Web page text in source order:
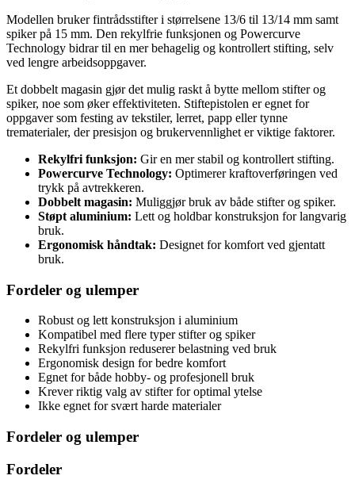
Modellen bruker fintrådsstifter i størrelsene 13/6 til 13/14 mm samt
spiker på 15 mm. Den rekylfrie funksjonen og Powercurve
Technology bidrar til en mer behagelig og kontrollert stifting, selv
ved lengre arbeidsoppgaver.
Et dobbelt magasin gjør det mulig raskt å bytte mellom stifter og
spiker, noe som øker effektiviteten. Stiftepistolen er egnet for
oppgaver som festing av tekstiler, lerret, papp eller tynne
trematerialer, der presisjon og brukervennlighet er viktige faktorer.
Rekylfri funksjon: Gir en mer stabil og kontrollert stifting.
Powercurve Technology: Optimerer kraftoverføringen ved
trykk på avtrekkeren.
Dobbelt magasin: Muliggjør bruk av både stifter og spiker.
Støpt aluminium: Lett og holdbar konstruksjon for langvarig
bruk.
Ergonomisk håndtak: Designet for komfort ved gjentatt
bruk.
Fordeler og ulemper
Robust og lett konstruksjon i aluminium
Kompatibel med flere typer stifter og spiker
Rekylfri funksjon reduserer belastning ved bruk
Ergonomisk design for bedre komfort
Egnet for både hobby- og profesjonell bruk
Krever riktig valg av stifter for optimal ytelse
Ikke egnet for svært harde materialer
Fordeler og ulemper
Fordeler